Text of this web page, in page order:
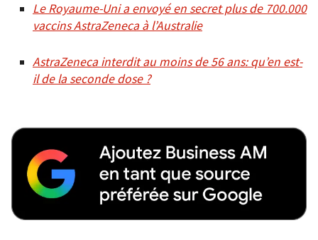
Le Royaume-Uni a envoyé en secret plus de 700.000
vaccins AstraZeneca à l’Australie
AstraZeneca interdit au moins de 56 ans: qu’en est-
il de la seconde dose ?